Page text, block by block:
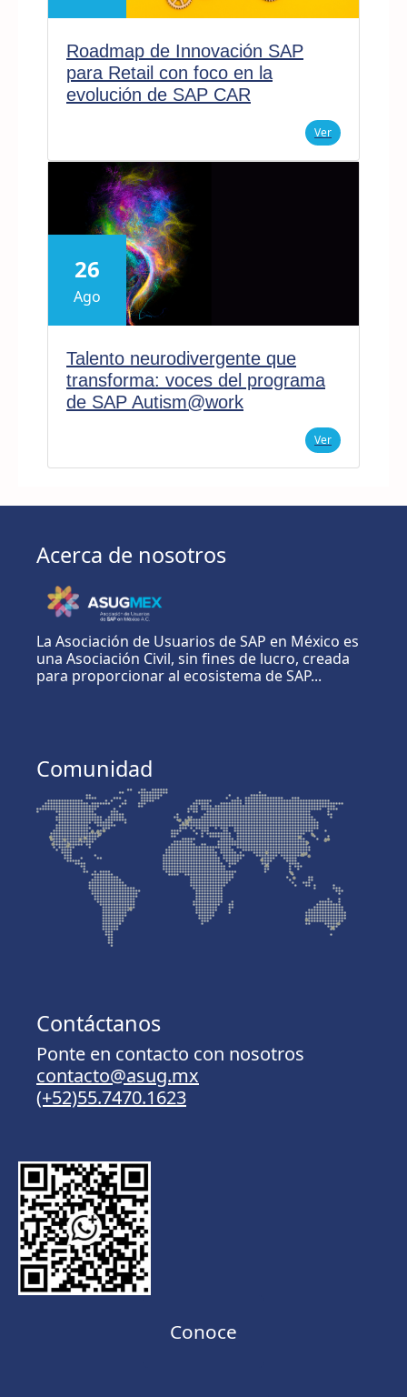
Roadmap de Innovación SAP
para Retail con foco en la
evolución de SAP CAR
Ver
26
Ago
Talento neurodivergente que
transforma: voces del programa
de SAP Autism@work
Ver
Acerca de nosotros
La Asociación de Usuarios de SAP en México es
una Asociación Civil, sin fines de lucro, creada
para proporcionar al ecosistema de SAP...
Comunidad
Contáctanos
Ponte en contacto con nosotros
contacto@asug.mx
(+52)55.7470.1623
Conoce